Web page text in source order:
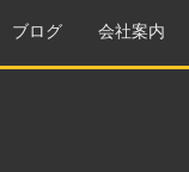
ブログ 会社案内